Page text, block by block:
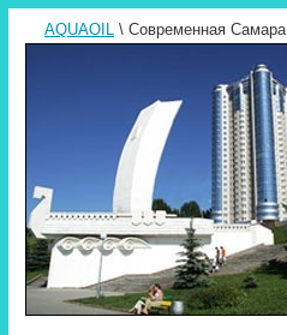
AQUAOIL \ Современная Самара